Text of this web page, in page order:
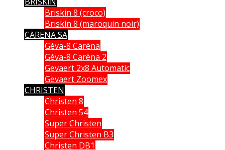
Briskin 8 (croco)
Briskin 8 (maroquin noir)
CARENA SA
Géva-8 Carèna
Géva-8 Carèna 2
Gevaert 2x8 Automatic
Gevaert Zoomex
CHRISTEN
Christen 8
Christen 54
Super Christen
Super Christen B3
Christen DB1